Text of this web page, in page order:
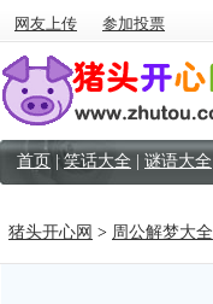
网友上传 参加投票
首页 | 笑话大全 谜语大全
猪头开心网 > 周公解梦大全